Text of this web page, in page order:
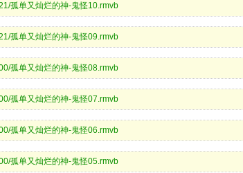
孤单又灿烂的神-鬼怪10.rmvb
孤单又灿烂的神-鬼怪09.rmvb
孤单又灿烂的神-鬼怪08.rmvb
孤单又灿烂的神-鬼怪07.rmvb
孤单又灿烂的神-鬼怪06.rmvb
孤单又灿烂的神-鬼怪05.rmvb